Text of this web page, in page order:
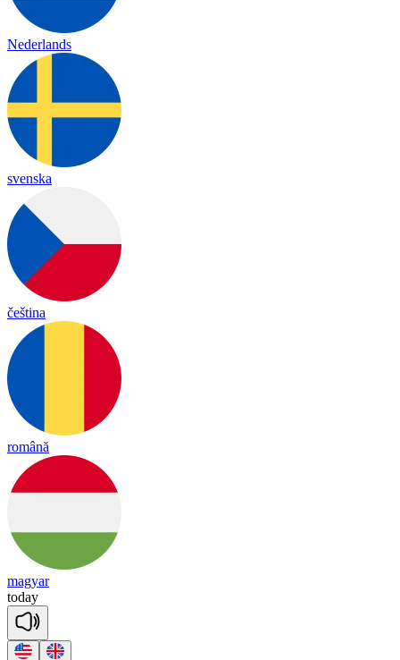
Nederlands
svenska
čeština
română
magyar
today